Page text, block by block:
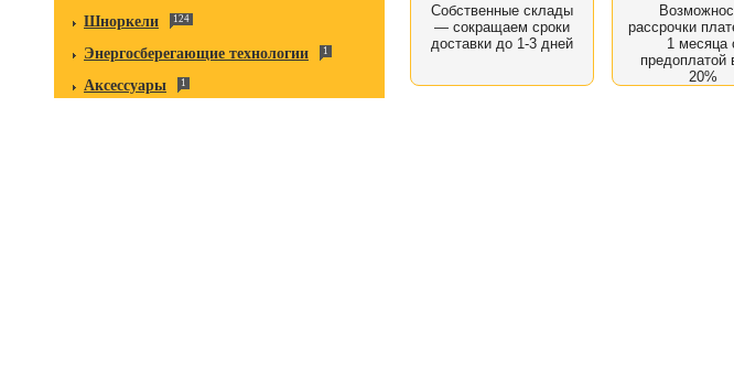
Шноркели 124
Энергосберегающие технологии 1
Аксессуары 1
Собственные склады
— сокращаем сроки
доставки до 1-3 дней
рассрочки
1 месяца
предоплатой
20%